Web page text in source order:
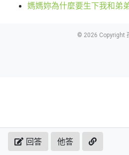
媽媽妳為什麼要生下我和弟
© 2026 Copyright
回答 他答